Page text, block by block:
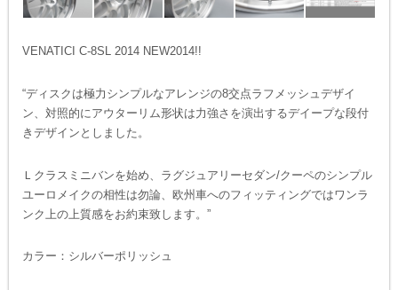
VENATICI C-8SL 2014 NEW2014!!
“ディスクは極力シンプルなアレンジの8交点ラフメッシュデザイ
ン、対照的にアウターリム形状は力強さを演出するデイープな段付
きデザインとしました。
Ｌクラスミニバンを始め、ラグジュアリーセダン/クーペのシンプル
ユーロメイクの相性は勿論、欧州車へのフィッティングではワンラ
ンク上の上質感をお約束致します。”
カラー：シルバーポリッシュ